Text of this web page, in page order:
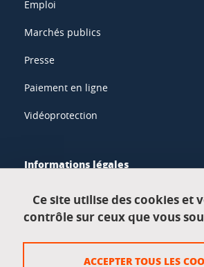
Emploi
Marchés publics
Presse
Paiement en ligne
Vidéoprotection
Informations légales
Données personnelles
Crédits
Ce site utilise des cookies et
contrôle sur ceux que vous
ACCEPTER TOUS LES